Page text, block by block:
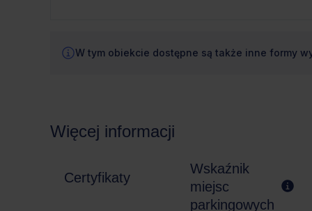
W tym obiekcie dostępne są także inne formy
Więcej informacji
Certyfikaty
Wskaźnik
miejsc
parkingowych